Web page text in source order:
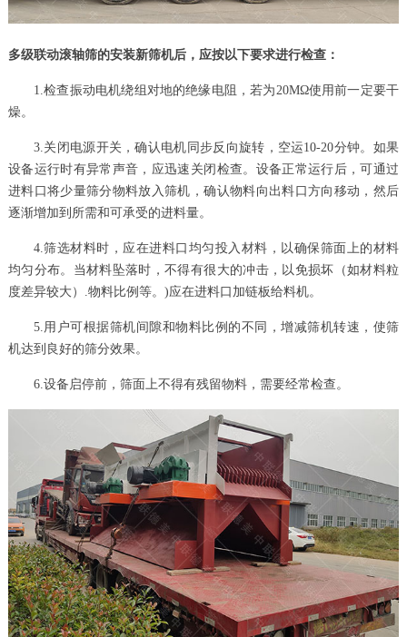
多级联动滚轴筛的安装新筛机后，应按以下要求进行检查：
1.检查振动电机绕组对地的绝缘电阻，若为20MΩ使用前一定要干
燥。
3.关闭电源开关，确认电机同步反向旋转，空运10-20分钟。如果
设备运行时有异常声音，应迅速关闭检查。设备正常运行后，可通过
进料口将少量筛分物料放入筛机，确认物料向出料口方向移动，然后
逐渐增加到所需和可承受的进料量。
4.筛选材料时，应在进料口均匀投入材料，以确保筛面上的材料
均匀分布。当材料坠落时，不得有很大的冲击，以免损坏（如材料粒
度差异较大）.物料比例等。)应在进料口加链板给料机。
5.用户可根据筛机间隙和物料比例的不同，增减筛机转速，使筛
机达到良好的筛分效果。
6.设备启停前，筛面上不得有残留物料，需要经常检查。